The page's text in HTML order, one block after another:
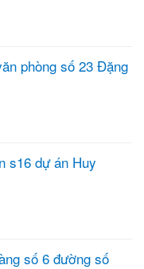
phòng số 23 Đặng
s16 dự án Huy
số 6 đường số